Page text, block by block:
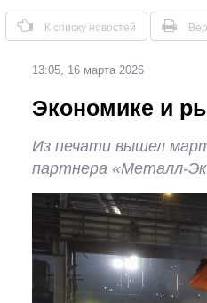
К списку новостей
13:05, 16 марта 2026
Экономике и
Из печати вышел
партнера «Металл-